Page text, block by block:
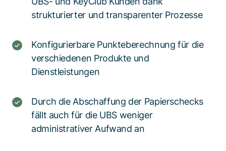
strukturierter und transparenter Prozesse
Konfigurierbare Punkteberechnung für die
verschiedenen Produkte und
Dienstleistungen
Durch die Abschaffung der Papierschecks
fällt auch für die UBS weniger
administrativer Aufwand an